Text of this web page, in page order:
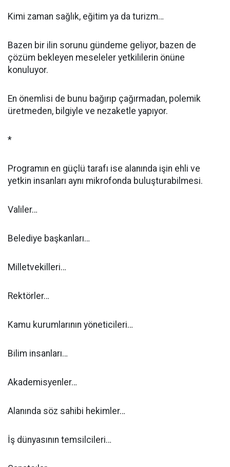
Kimi zaman sağlık, eğitim ya da turizm…
Bazen bir ilin sorunu gündeme geliyor, bazen de
çözüm bekleyen meseleler yetkililerin önüne
konuluyor.
En önemlisi de bunu bağırıp çağırmadan, polemik
üretmeden, bilgiyle ve nezaketle yapıyor.
*
Programın en güçlü tarafı ise alanında işin ehli ve
yetkin insanları aynı mikrofonda buluşturabilmesi.
Valiler…
Belediye başkanları…
Milletvekilleri…
Rektörler…
Kamu kurumlarının yöneticileri…
Bilim insanları…
Akademisyenler…
Alanında söz sahibi hekimler…
İş dünyasının temsilcileri…